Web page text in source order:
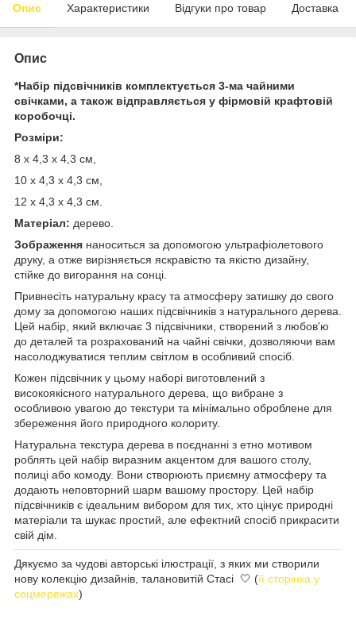
Опис Характеристики Відгуки про товар Доставка
Опис
*Набір підсвічників комплектується 3-ма чайними
свічками, а також відправляється у фірмовій крафтовій
коробочці.
Розміри:
8 х 4,3 х 4,3 см,
10 х 4,3 х 4,3 см,
12 х 4,3 х 4,3 см.
Матеріал: дерево.
Зображення наноситься за допомогою ультрафіолетового
друку, а отже вирізняється яскравістю та якістю дизайну,
стійке до вигорання на сонці.
Привнесіть натуральну красу та атмосферу затишку до свого
дому за допомогою наших підсвічників з натурального дерева.
Цей набір, який включає 3 підсвічники, створений з любов'ю
до деталей та розрахований на чайні свічки, дозволяючи вам
насолоджуватися теплим світлом в особливий спосіб.
Кожен підсвічник у цьому наборі виготовлений з
високоякісного натурального дерева, що вибране з
особливою увагою до текстури та мінімально оброблене для
збереження його природного колориту.
Натуральна текстура дерева в поєднанні з етно мотивом
роблять цей набір виразним акцентом для вашого столу,
полиці або комоду. Вони створюють приємну атмосферу та
додають неповторний шарм вашому простору. Цей набір
підсвічників є ідеальним вибором для тих, хто цінує природні
матеріали та шукає простий, але ефектний спосіб прикрасити
свій дім.
Дякуємо за чудові авторські ілюстрації, з яких ми створили
нову колекцію дизайнів, талановитій Стасі 🤍 (її сторінка у
соцмережах)